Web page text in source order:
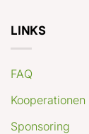
LINKS
FAQ
Kooperationen
Sponsoring